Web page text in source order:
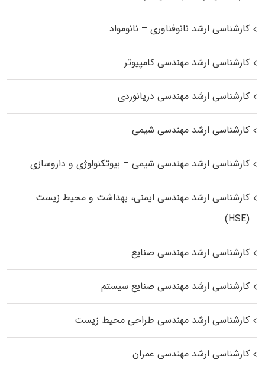
کارشناسی ارشد نانوفناوری – نانومواد
کارشناسی ارشد مهندسی کامپیوتر
کارشناسی ارشد مهندسی دریانوردی
کارشناسی ارشد مهندسی شیمی
کارشناسی ارشد مهندسی شیمی – بیوتکنولوژی و داروسازی
کارشناسی ارشد مهندسی ایمنی، بهداشت و محیط زیست
(HSE)
کارشناسی ارشد مهندسی صنایع
کارشناسی ارشد مهندسی صنایع سیستم
کارشناسی ارشد مهندسی طراحی محیط زیست
کارشناسی ارشد مهندسی عمران